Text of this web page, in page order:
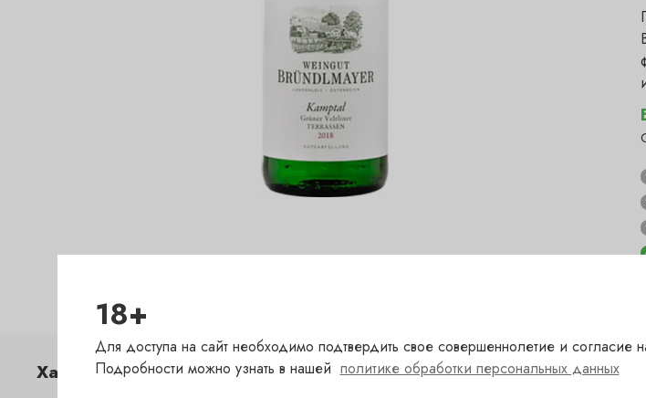
Характеристики
18+
Для доступа на сайт необходимо подтвердить свое совершеннолетие и согласие
Подробности можно узнать в нашей политике обработки персональных данных